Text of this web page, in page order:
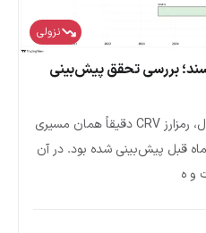
نزولی
بررسی تحقق پیش‌بینی
در ریزش اخیر بازار ارزهای دیجیتال، رمزارز CRV دقیقاً همان مسیری
قبل پیش‌بینی شده بود. در آن
و ه